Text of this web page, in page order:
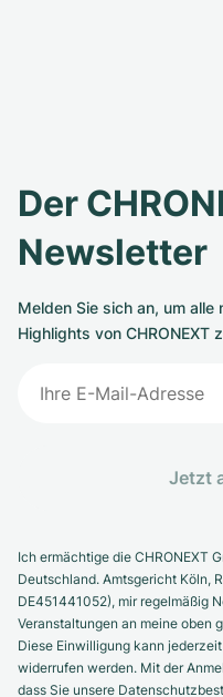
Der
Newsletter
Melden Sie sich an, um
Highlights von CHRONEXT
Jetzt
Ich ermächtige die CHRONEXT
Deutschland. Amtsgericht Köln,
DE451441052), mir regelmäßig
Veranstaltungen an meine oben
Diese Einwilligung kann
widerrufen werden. Mit der
dass Sie unsere